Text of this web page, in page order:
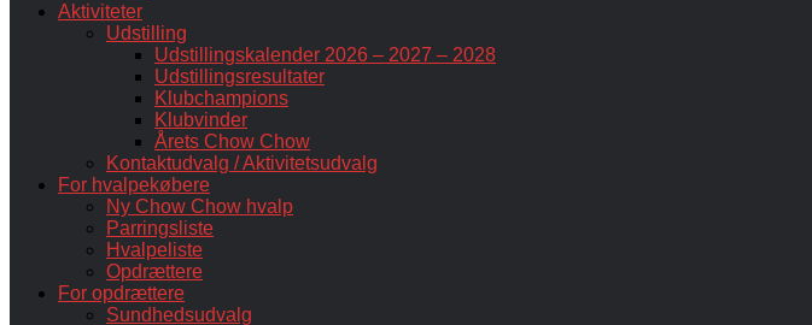
Aktiviteter
Udstilling
Udstillingskalender 2026 – 2027 – 2028
Udstillingsresultater
Klubchampions
Klubvinder
Årets Chow Chow
Kontaktudvalg / Aktivitetsudvalg
For hvalpekøbere
Ny Chow Chow hvalp
Parringsliste
Hvalpeliste
Opdrættere
For opdrættere
Sundhedsudvalg